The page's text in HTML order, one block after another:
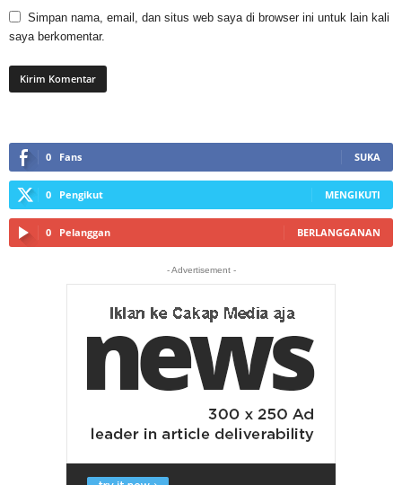
Simpan nama, email, dan situs web saya di browser ini untuk lain kali
saya berkomentar.
0 Fans SUKA
0 Pengikut MENGIKUTI
0 Pelanggan BERLANGGANAN
- Advertisement -